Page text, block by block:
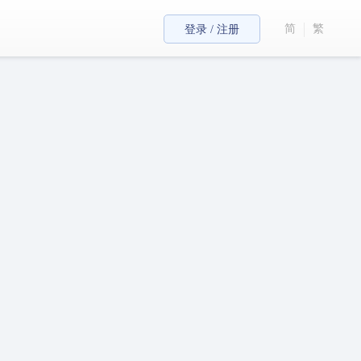
登录 / 注册 简 繁